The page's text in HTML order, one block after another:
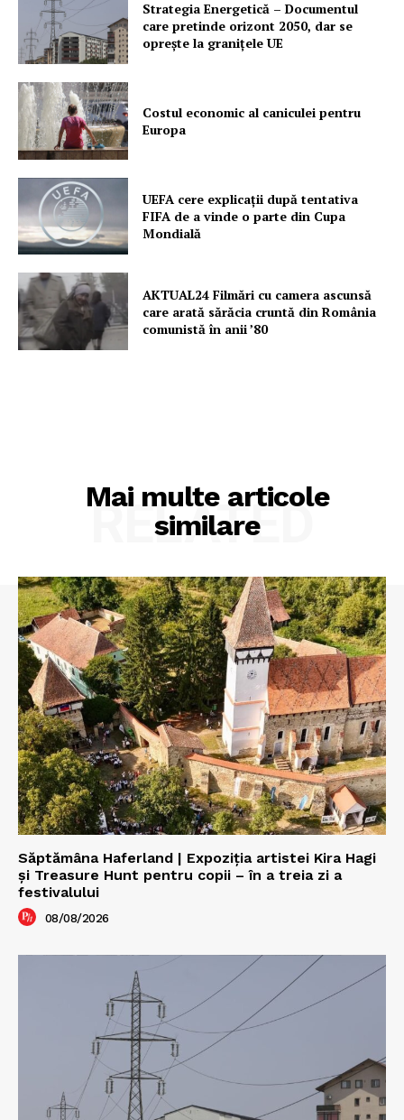
Strategia Energetică – Documentul
care pretinde orizont 2050, dar se
oprește la granițele UE
Costul economic al caniculei pentru
Europa
UEFA cere explicații după tentativa
FIFA de a vinde o parte din Cupa
Mondială
AKTUAL24 Filmări cu camera ascunsă
care arată sărăcia cruntă din România
comunistă în anii ’80
Mai multe articole
similare
RELATED
Săptămâna Haferland | Expoziţia artistei Kira Hagi
şi Treasure Hunt pentru copii – în a treia zi a
festivalului
08/08/2026